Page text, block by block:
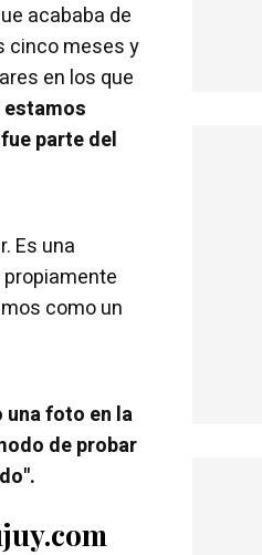
acababa de
cinco meses y
en los que
estamos
parte del
Es una
como un
una foto en la
de probar